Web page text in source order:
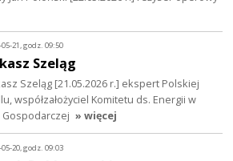
05-21, godz. 09:50
Szeląg
Szeląg [21.05.2026 r.] ekspert Polskiej
współzałożyciel Komitetu ds. Energii w
» więcej
05-20, godz. 09:03